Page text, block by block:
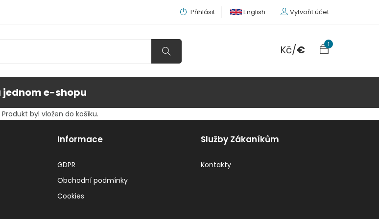
Přihlásit English Vytvořit účet
Kč/€ 1
jednom e-shopu
Produkt byl vložen do košíku.
Informace
GDPR
Obchodní podmínky
Cookies
Služby Zákaníkům
Kontakty